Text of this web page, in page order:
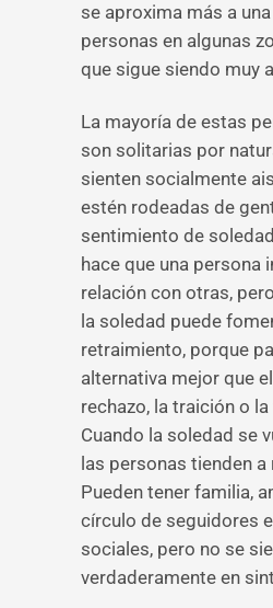
se aproxima más a
personas en algunas
que sigue siendo muy
La mayoría de estas
son solitarias por
sienten socialmente
estén rodeadas de
sentimiento de
hace que una persona
relación con otras,
la soledad puede
retraimiento, porque
alternativa mejor que
rechazo, la traición o la
Cuando la soledad se
las personas tienden
Pueden tener familia,
círculo de seguidores
sociales, pero no se
verdaderamente en